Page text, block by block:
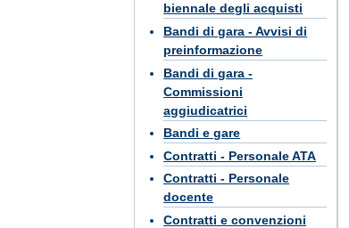
biennale degli acquisti
Bandi di gara - Avvisi di
preinformazione
Bandi di gara -
Commissioni
aggiudicatrici
Bandi e gare
Contratti - Personale ATA
Contratti - Personale
docente
Contratti e convenzioni